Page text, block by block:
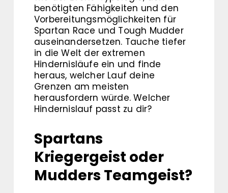
benötigten Fähigkeiten und den
Vorbereitungsmöglichkeiten für
Spartan Race und Tough Mudder
auseinandersetzen. Tauche tiefer
in die Welt der extremen
Hindernisläufe ein und finde
heraus, welcher Lauf deine
Grenzen am meisten
herausfordern würde. Welcher
Hindernislauf passt zu dir?
Spartans
Kriegergeist oder
Mudders Teamgeist?